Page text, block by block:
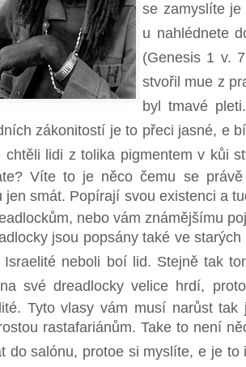
se zamyslíte je
u nahlédnete
(Genesis 1 v.
stvořil mue z
byl tmavé
zákonitostí je to přeci jasné, e
chtěli lidi z tolika pigmentem v kůi
Víte to je něco čemu se
jen smát. Popírají svou existenci a
nebo vám známějšímu
jsou popsány také ve starých
Israelité neboli boí lid. Stejně tak
své dreadlocky velice hrdí,
Tyto vlasy vám musí narůst
rastafariánům. Take to není
do salónu, protoe si myslíte, e je